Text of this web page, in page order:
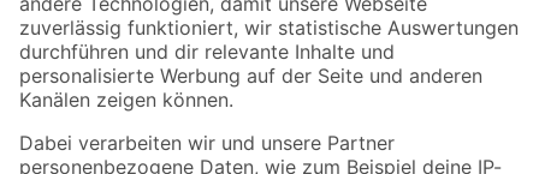
Zur Newsletter Anmeldung
Folge uns